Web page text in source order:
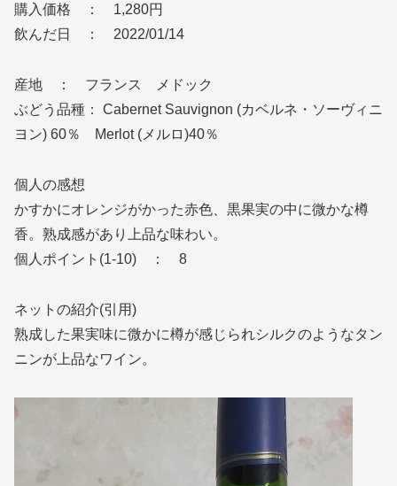
購入価格 ： 1,280円
飲んだ日 ： 2022/01/14
産地 ： フランス メドック
ぶどう品種： Cabernet Sauvignon (カベルネ・ソーヴィニ
ヨン) 60％ Merlot (メルロ)40％
個人の感想
かすかにオレンジがかった赤色、黒果実の中に微かな樽
香。熟成感があり上品な味わい。
個人ポイント(1-10) ： 8
ネットの紹介(引用)
熟成した果実味に微かに樽が感じられシルクのようなタン
ニンが上品なワイン。